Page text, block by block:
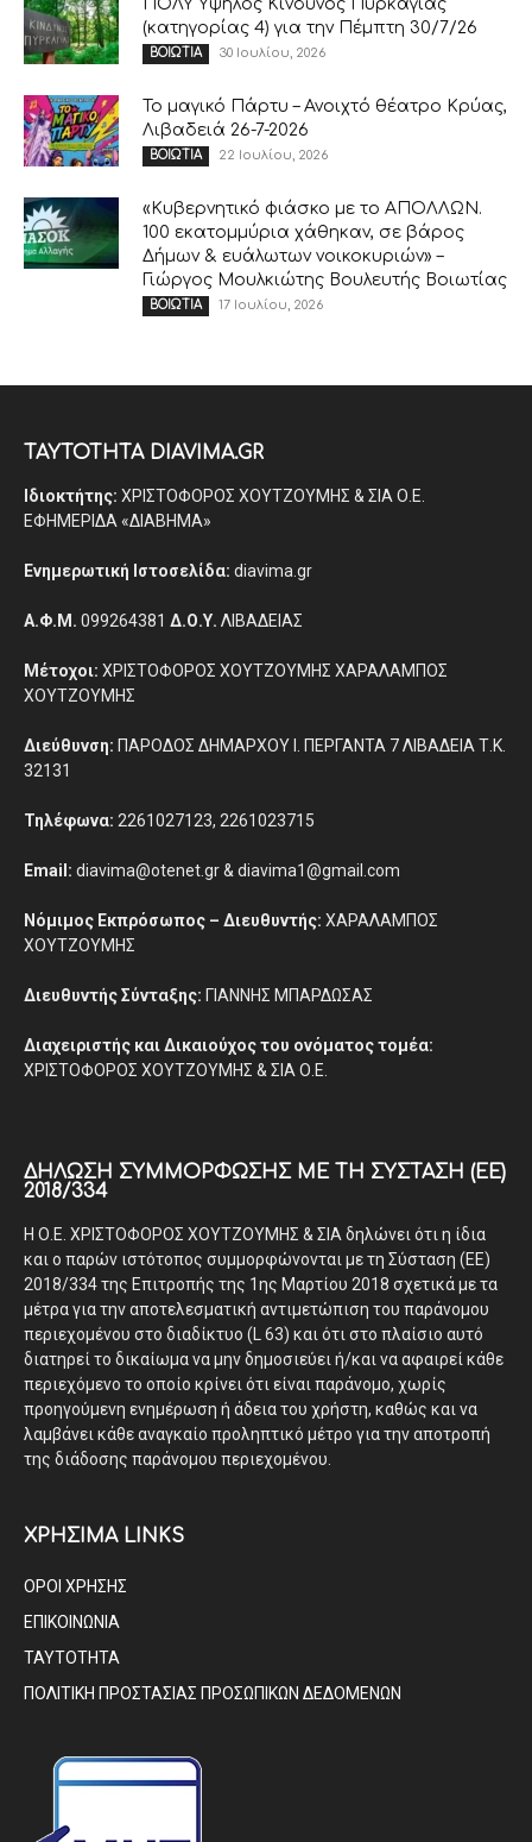
ΠΟΛΥ Υψηλός Κίνδυνος Πυρκαγιάς
(κατηγορίας 4) για την Πέμπτη 30/7/26
ΒΟΙΩΤΙΑ 30 Ιουλίου, 2026
Το μαγικό Πάρτυ – Ανοιχτό θέατρο Κρύας,
Λιβαδειά 26-7-2026
ΒΟΙΩΤΙΑ 22 Ιουλίου, 2026
«Κυβερνητικό φιάσκο με το ΑΠΟΛΛΩΝ.
100 εκατομμύρια χάθηκαν, σε βάρος
Δήμων & ευάλωτων νοικοκυριών» –
Γιώργος Μουλκιώτης Βουλευτής Βοιωτίας
ΒΟΙΩΤΙΑ 17 Ιουλίου, 2026
ΤΑΥΤΟΤΗΤΑ DIAVIMA.GR
Ιδιοκτήτης: ΧΡΙΣΤΟΦΟΡΟΣ ΧΟΥΤΖΟΥΜΗΣ & ΣΙΑ Ο.Ε.
ΕΦΗΜΕΡΙΔΑ «ΔΙΑΒΗΜΑ»
Ενημερωτική Ιστοσελίδα: diavima.gr
Α.Φ.Μ. 099264381 Δ.Ο.Υ. ΛΙΒΑΔΕΙΑΣ
Μέτοχοι: ΧΡΙΣΤΟΦΟΡΟΣ ΧΟΥΤΖΟΥΜΗΣ ΧΑΡΑΛΑΜΠΟΣ
ΧΟΥΤΖΟΥΜΗΣ
Διεύθυνση: ΠΑΡΟΔΟΣ ΔΗΜΑΡΧΟΥ Ι. ΠΕΡΓΑΝΤΑ 7 ΛΙΒΑΔΕΙΑ Τ.Κ.
32131
Τηλέφωνα: 2261027123, 2261023715
Email: diavima@otenet.gr & diavima1@gmail.com
Νόμιμος Εκπρόσωπος – Διευθυντής: ΧΑΡΑΛΑΜΠΟΣ
ΧΟΥΤΖΟΥΜΗΣ
Διευθυντής Σύνταξης: ΓΙΑΝΝΗΣ ΜΠΑΡΔΩΣΑΣ
Διαχειριστής και Δικαιούχος του ονόματος τομέα:
ΧΡΙΣΤΟΦΟΡΟΣ ΧΟΥΤΖΟΥΜΗΣ & ΣΙΑ Ο.Ε.
ΔΉΛΩΣΗ ΣΥΜΜΌΡΦΩΣΗΣ ΜΕ ΤΗ ΣΎΣΤΑΣΗ (ΕΕ)
2018/334
Η Ο.Ε. ΧΡΙΣΤΟΦΟΡΟΣ ΧΟΥΤΖΟΥΜΗΣ & ΣΙΑ δηλώνει ότι η ίδια
και ο παρών ιστότοπος συμμορφώνονται με τη Σύσταση (ΕΕ)
2018/334 της Επιτροπής της 1ης Μαρτίου 2018 σχετικά με τα
μέτρα για την αποτελεσματική αντιμετώπιση του παράνομου
περιεχομένου στο διαδίκτυο (L 63) και ότι στο πλαίσιο αυτό
διατηρεί το δικαίωμα να μην δημοσιεύει ή/και να αφαιρεί κάθε
περιεχόμενο το οποίο κρίνει ότι είναι παράνομο, χωρίς
προηγούμενη ενημέρωση ή άδεια του χρήστη, καθώς και να
λαμβάνει κάθε αναγκαίο προληπτικό μέτρο για την αποτροπή
της διάδοσης παράνομου περιεχομένου.
ΧΡΗΣΙΜΑ LINKS
ΟΡΟΙ ΧΡΗΣΗΣ
ΕΠΙΚΟΙΝΩΝΙΑ
ΤΑΥΤΟΤΗΤΑ
ΠΟΛΙΤΙΚΗ ΠΡΟΣΤΑΣΙΑΣ ΠΡΟΣΩΠΙΚΩΝ ΔΕΔΟΜΕΝΩΝ